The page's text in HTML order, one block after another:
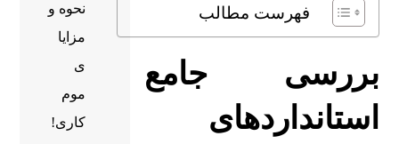
فهرست مطالب
بررسی جامع
استانداردهای
نحوه و
مزایا
ی
موم
کاری!